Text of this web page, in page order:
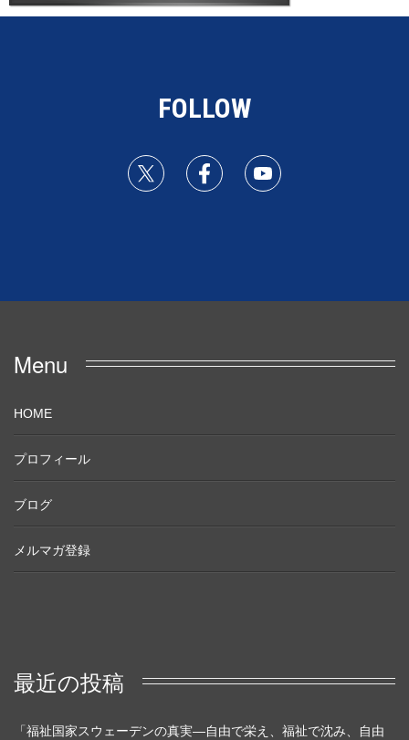
FOLLOW
Menu
HOME
プロフィール
ブログ
メルマガ登録
最近の投稿
「福祉国家スウェーデンの真実―自由で栄え、福祉で沈み、自由